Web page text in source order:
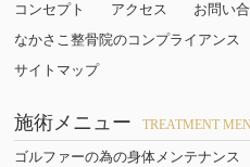
コンセプト
アクセス
お問い
なかさこ整骨院のコンプライアンス
サイトマップ
施術メニュー TREATMENT
ゴルファーの為の身体メンテナンス